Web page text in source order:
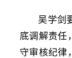
吴学剑
底调解责任
守审核纪律